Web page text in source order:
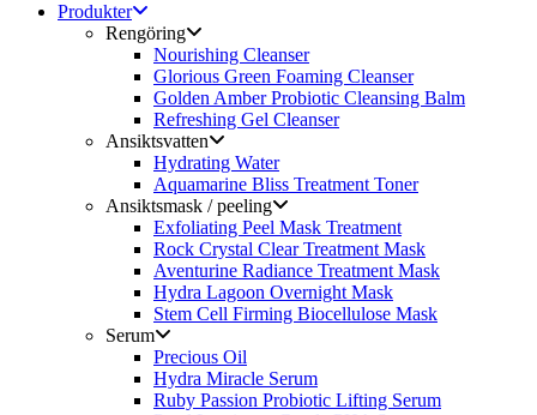
Produkter
Rengöring
Nourishing Cleanser
Glorious Green Foaming Cleanser
Golden Amber Probiotic Cleansing Balm
Refreshing Gel Cleanser
Ansiktsvatten
Hydrating Water
Aquamarine Bliss Treatment Toner
Ansiktsmask / peeling
Exfoliating Peel Mask Treatment
Rock Crystal Clear Treatment Mask
Aventurine Radiance Treatment Mask
Hydra Lagoon Overnight Mask
Stem Cell Firming Biocellulose Mask
Serum
Precious Oil
Hydra Miracle Serum
Ruby Passion Probiotic Lifting Serum